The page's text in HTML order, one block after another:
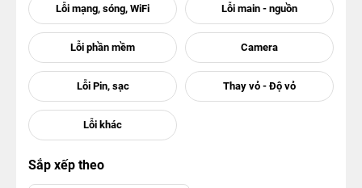
Sắp xếp theo